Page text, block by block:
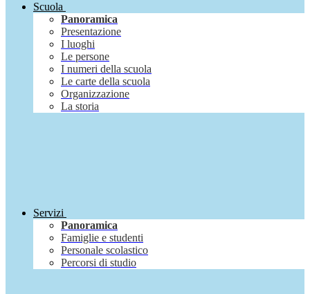
Scuola
Panoramica
Presentazione
I luoghi
Le persone
I numeri della scuola
Le carte della scuola
Organizzazione
La storia
Servizi
Panoramica
Famiglie e studenti
Personale scolastico
Percorsi di studio